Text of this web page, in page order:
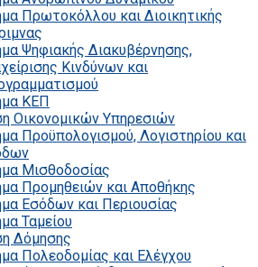
Πρωτοκόλλου και Διοικητικής
Ψηφιακής Διακυβέρνησης,
Κινδύνων και
ΚΕΠ
Οικονομικών Υπηρεσιών
Προϋπολογισμού, Λογιστηρίου και
Μισθοδοσίας
Προμηθειών και Αποθήκης
Εσόδων και Περιουσίας
Ταμείου
Δόμησης
Πολεοδομίας και Ελέγχου